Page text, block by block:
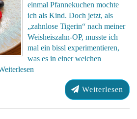
einmal Pfannekuchen mochte
ich als Kind. Doch jetzt, als
„zahnlose Tigerin“ nach meiner
Weisheiszahn-OP, musste ich
mal ein bissl experimentieren,
was es in einer weichen
Weiterlesen